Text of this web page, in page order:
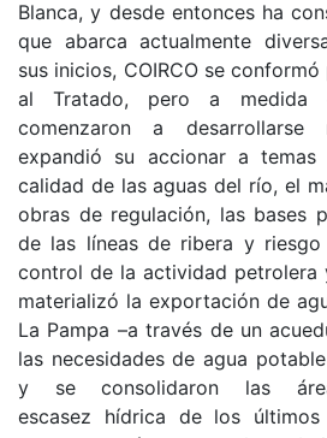
Blanca, y desde entonces ha
que abarca actualmente
sus inicios, COIRCO se
al Tratado, pero a medida
comenzaron a desarrollarse
expandió su accionar a
calidad de las aguas del río, el
obras de regulación, las bases
de las líneas de ribera y
control de la actividad petrolera
materializó la exportación de
La Pampa –a través de un
las necesidades de agua
y se consolidaron las
escasez hídrica de los